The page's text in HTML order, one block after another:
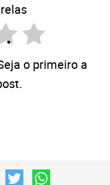
o primeiro a